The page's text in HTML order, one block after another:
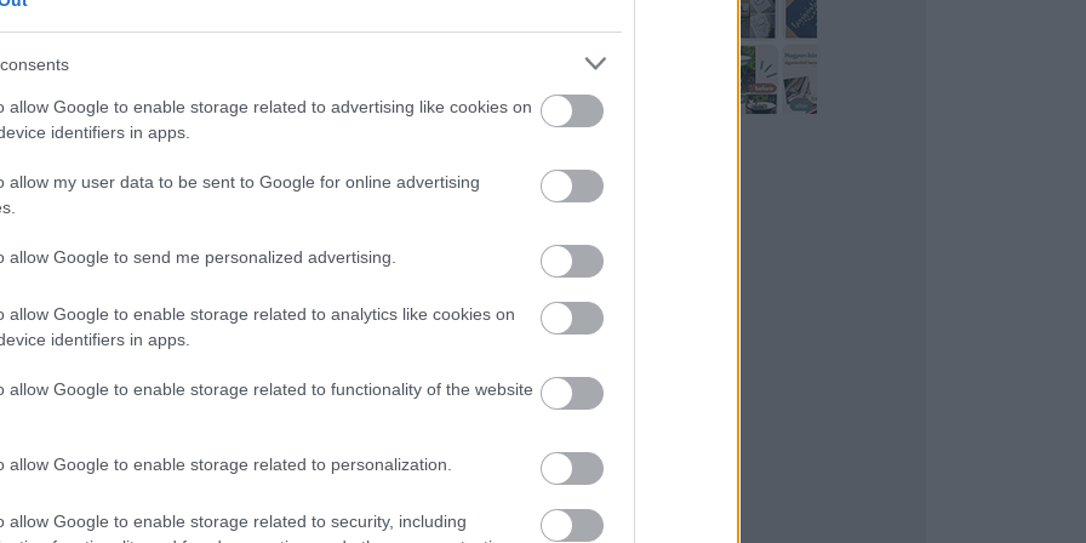
allow Google to enable storage related to advertising like cookies on
identifiers in apps.
allow my user data to be sent to Google for online advertising
allow Google to send me personalized advertising.
allow Google to enable storage related to analytics like cookies on
identifiers in apps.
allow Google to enable storage related to functionality of the website
allow Google to enable storage related to personalization.
allow Google to enable storage related to security, including
CÍMKÉK
advent (144)
art export(82)
diy (383)
fenntarthatóság(71)
festés( 174)
fonal (73)
gyerekjáték( 73)
hobbyművész(81)